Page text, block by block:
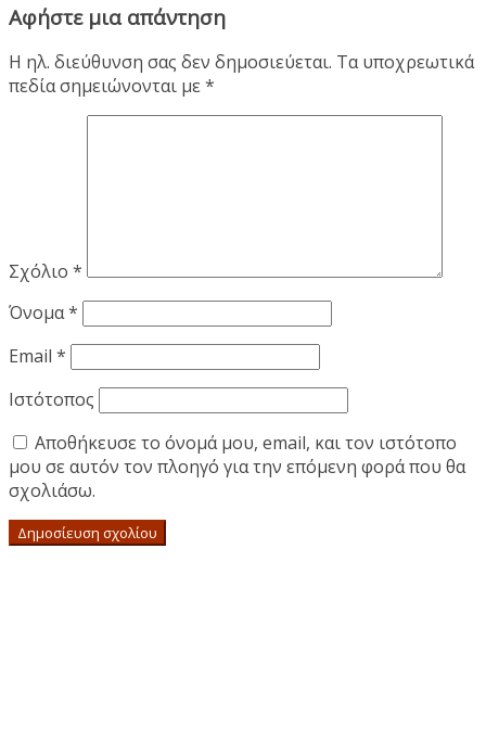
Αφήστε μια απάντηση
Η ηλ. διεύθυνση σας δεν δημοσιεύεται. Τα υποχρεωτικά
πεδία σημειώνονται με*
Σχόλιο *
Όνομα*
Email *
Ιστότοπος
Αποθήκευσε το όνομά μου, email, και τον ιστότοπο
μου σε αυτόν τον πλοηγό για την επόμενη φορά που θα
σχολιάσω.